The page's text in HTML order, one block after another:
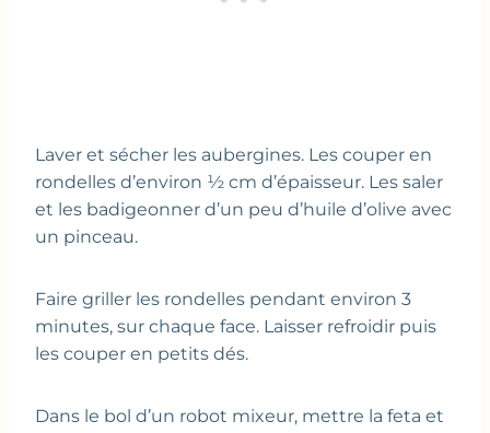
Laver et sécher les aubergines. Les couper en
rondelles d’environ ½ cm d’épaisseur. Les saler
et les badigeonner d’un peu d’huile d’olive avec
un pinceau.
Faire griller les rondelles pendant environ 3
minutes, sur chaque face. Laisser refroidir puis
les couper en petits dés.
Dans le bol d’un robot mixeur, mettre la feta et